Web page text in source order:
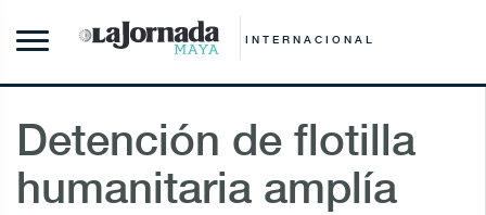
INTERNACIONAL
Detención de flotilla
humanitaria amplía